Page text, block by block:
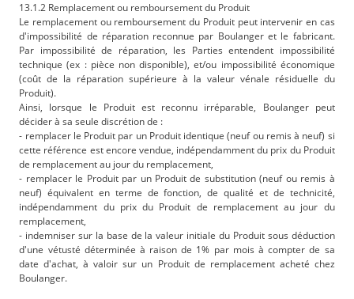
13.1.2 Remplacement ou remboursement du Produit
Le remplacement ou remboursement du Produit peut intervenir en cas
d'impossibilité de réparation reconnue par Boulanger et le fabricant.
Par impossibilité de réparation, les Parties entendent impossibilité
technique (ex : pièce non disponible), et/ou impossibilité économique
(coût de la réparation supérieure à la valeur vénale résiduelle du
Produit).
Ainsi, lorsque le Produit est reconnu irréparable, Boulanger peut
décider à sa seule discrétion de :
- remplacer le Produit par un Produit identique (neuf ou remis à neuf) si
cette référence est encore vendue, indépendamment du prix du Produit
de remplacement au jour du remplacement,
- remplacer le Produit par un Produit de substitution (neuf ou remis à
neuf) équivalent en terme de fonction, de qualité et de technicité,
indépendamment du prix du Produit de remplacement au jour du
remplacement,
- indemniser sur la base de la valeur initiale du Produit sous déduction
d'une vétusté déterminée à raison de 1% par mois à compter de sa
date d'achat, à valoir sur un Produit de remplacement acheté chez
Boulanger.